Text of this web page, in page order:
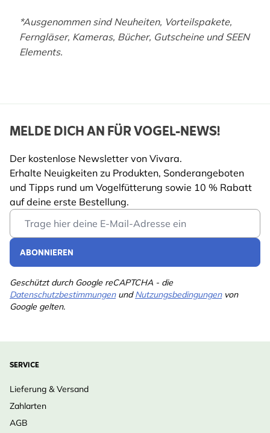
*Ausgenommen sind Neuheiten, Vorteilspakete,
Ferngläser, Kameras, Bücher, Gutscheine und SEEN
Elements.
MELDE DICH AN FÜR VOGEL-NEWS!
Der kostenlose Newsletter von Vivara.
Erhalte Neuigkeiten zu Produkten, Sonderangeboten
und Tipps rund um Vogelfütterung sowie 10 % Rabatt
auf deine erste Bestellung.
Email Address
ABONNIEREN
Geschützt durch Google reCAPTCHA - die
DatenschutzbestimmungenundNutzungsbedingungenvon
Google gelten.
SERVICE
Lieferung & Versand
Zahlarten
AGB